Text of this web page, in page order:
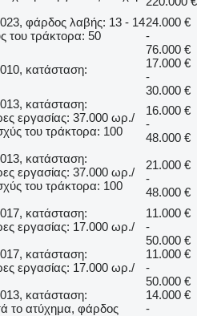
φάρδος λαβής: 13 - 14
του τράκτορα: 50
24.000 €
-
76.000 €
κατάσταση:
17.000 €
-
30.000 €
κατάσταση:
εργασίας: 37.000 ωρ./
του τράκτορα: 100
16.000 €
-
48.000 €
κατάσταση:
εργασίας: 37.000 ωρ./
του τράκτορα: 100
21.000 €
-
48.000 €
κατάσταση:
εργασίας: 17.000 ωρ./
11.000 €
-
50.000 €
κατάσταση:
εργασίας: 17.000 ωρ./
11.000 €
-
50.000 €
κατάσταση:
το ατύχημα, φάρδος
14.000 €
-